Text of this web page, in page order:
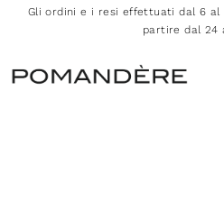
Gli ordini e i resi effettuati dal 6 al
partire dal 24